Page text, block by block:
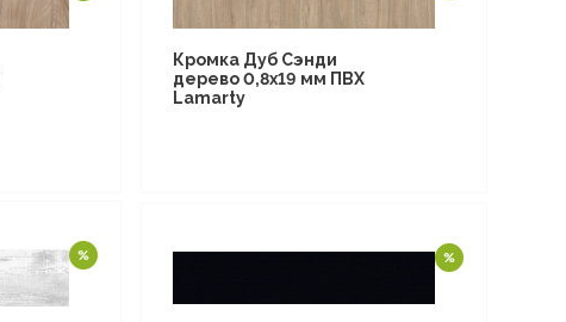
Кромка Дуб Сэнди
дерево 0,8х19 мм ПВХ
Lamarty